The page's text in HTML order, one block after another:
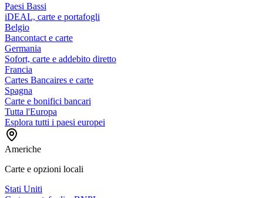
Paesi Bassi
iDEAL, carte e portafogli
Belgio
Bancontact e carte
Germania
Sofort, carte e addebito diretto
Francia
Cartes Bancaires e carte
Spagna
Carte e bonifici bancari
Tutta l'Europa
Esplora tutti i paesi europei
Americhe
Carte e opzioni locali
Stati Uniti